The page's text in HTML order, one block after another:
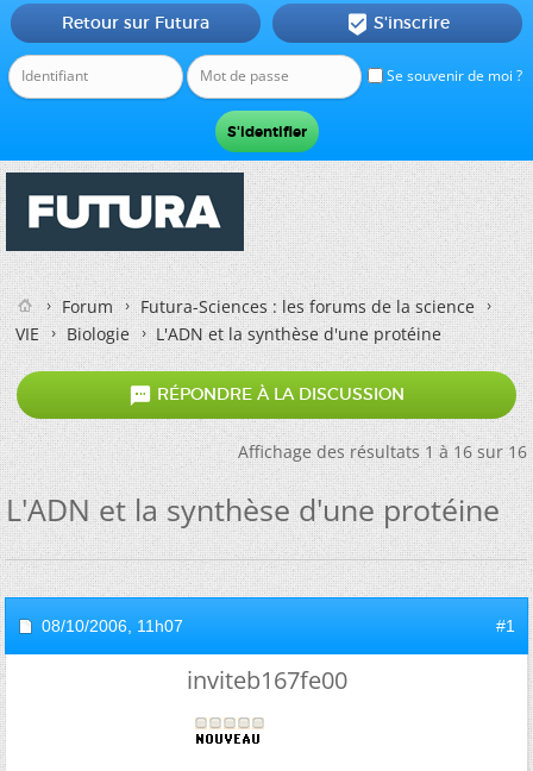
Se souvenir de moi ?
Retour sur Futura  S'inscrire
Forum
Futura-Sciences : les forums de la science
VIE
Biologie L'ADN et la synthèse d'une protéine
 RÉPONDRE À LA DISCUSSION
Affichage des résultats 1 à 16 sur 16
L'ADN et la synthèse d'une protéine
08/10/2006, 11h07 #1
inviteb167fe00